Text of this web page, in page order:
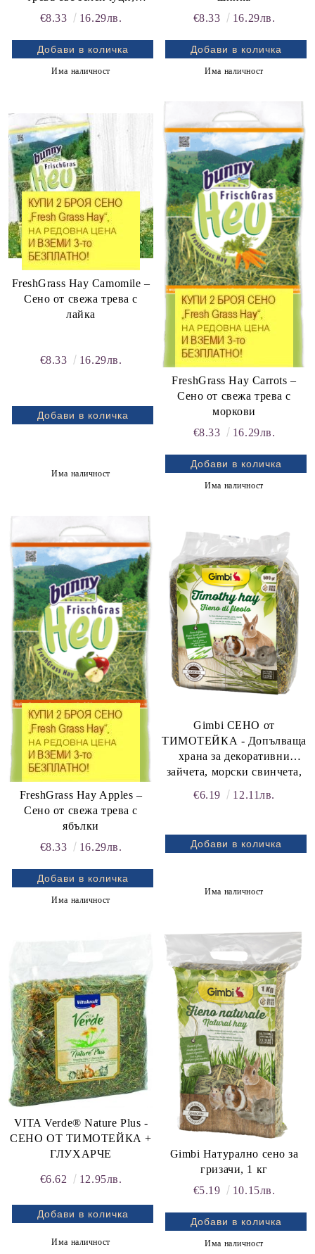
богати на баластни
€8.33 16.29лв.
Има наличност
€8.33
16.29лв.
Има наличност
FreshGrass Hay Camomile –
Сено от свежа трева с
лайка
€8.33 16.29лв.
Има наличност
FreshGrass Hay Carrots –
Сено от свежа трева с
моркови
€8.33
16.29лв.
Има наличност
FreshGrass Hay Apples –
Сено от свежа трева с
ябълки
€8.33
16.29лв.
Има наличност
Gimbi СЕНО от
ТИМОТЕЙКА - Допълваща
храна за декоративни
зайчета, морски свинчета,
чинчили и дребни
растителноядни бозайници
€6.19 12.11лв.
Има наличност
VITA Verde® Nature Plus -
СЕНО ОТ ТИМОТЕЙКА +
ГЛУХАРЧЕ
€6.62 12.95лв.
Има наличност
Gimbi Натурално сено за
гризачи, 1 кг
€5.19
10.15лв.
Има наличност